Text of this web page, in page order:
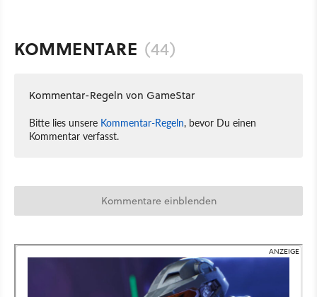
KOMMENTARE (44)
Kommentar-Regeln von GameStar
Bitte lies unsere Kommentar-Regeln, bevor Du einen
Kommentar verfasst.
Kommentare einblenden